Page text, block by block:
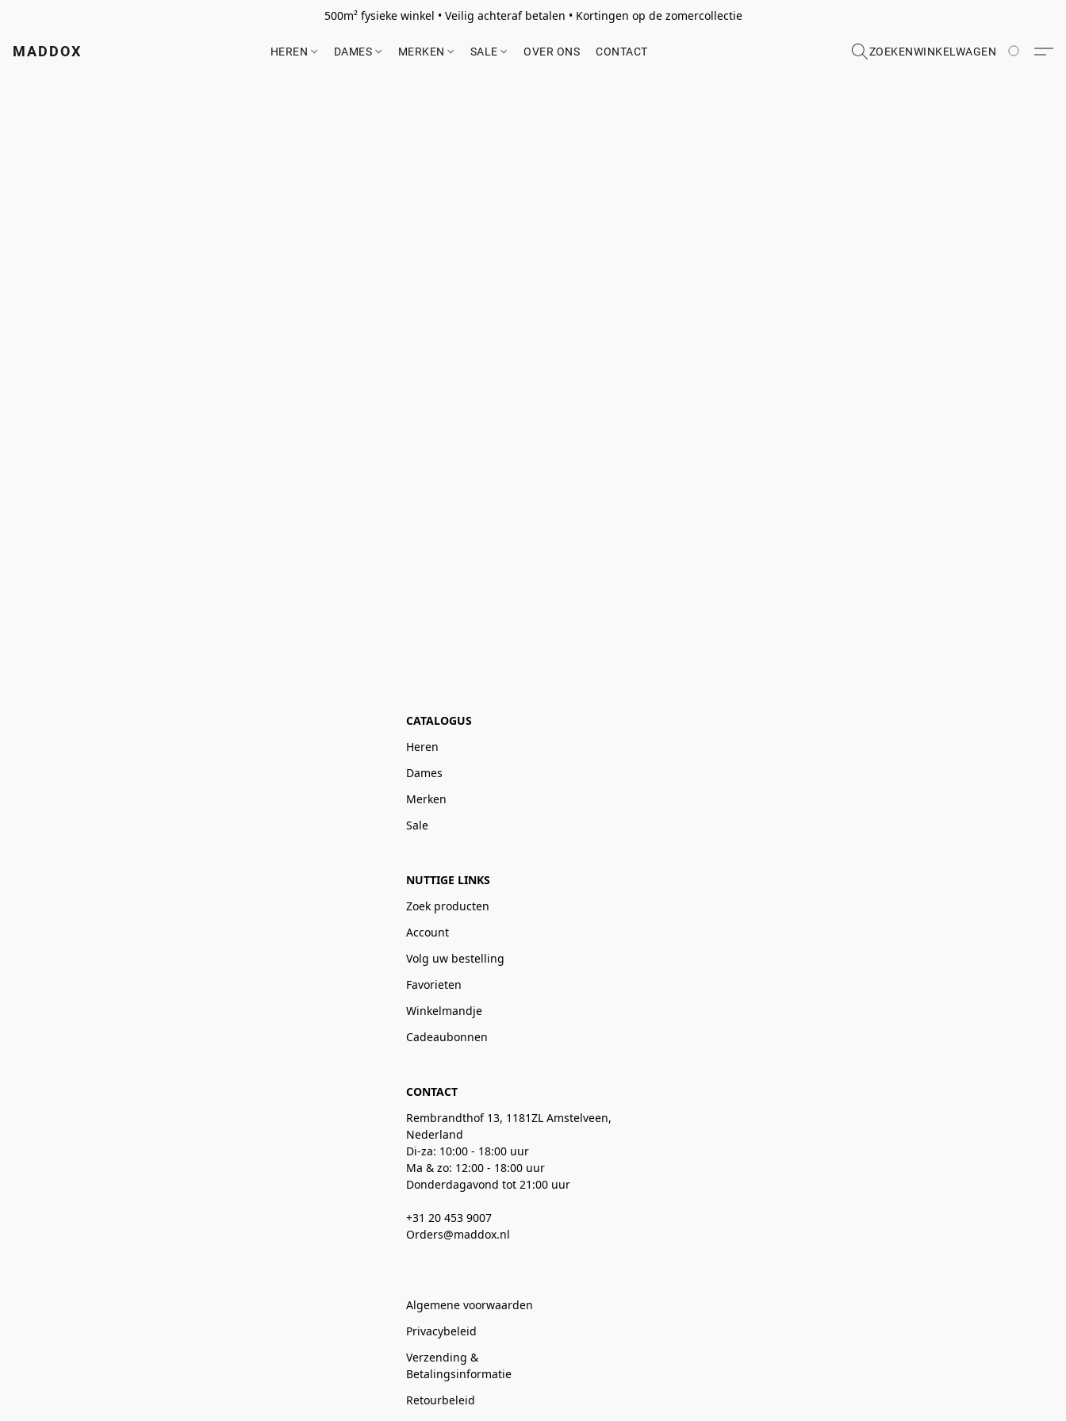
500m² fysieke winkel • Veilig achteraf betalen • Kortingen op de zomercollectie
MADDOX HEREN DAMES MERKEN SALE OVER ONS CONTACT ZOEKENWINKELWAGEN
CATALOGUS
Heren
Dames
Merken
Sale
NUTTIGE LINKS
Zoek producten
Account
Volg uw bestelling
Favorieten
Winkelmandje
Cadeaubonnen
CONTACT
Rembrandthof 13, 1181ZL Amstelveen,
Nederland
Di-za: 10:00 - 18:00 uur
Ma & zo: 12:00 - 18:00 uur
Donderdagavond tot 21:00 uur
+31 20 453 9007
Orders@maddox.nl
Algemene voorwaarden
Privacybeleid
Verzending &
Betalingsinformatie
Retourbeleid